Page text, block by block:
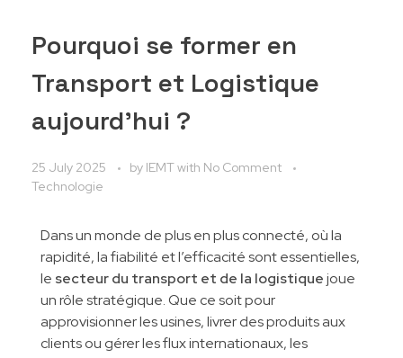
Pourquoi se former en
Transport et Logistique
aujourd’hui ?
25 July 2025 by IEMTwith No Comment
Technologie
Dans un monde de plus en plus connecté, où la
rapidité, la fiabilité et l’efficacité sont essentielles,
le secteur du transport et de la logistiquejoue
un rôle stratégique. Que ce soit pour
approvisionner les usines, livrer des produits aux
clients ou gérer les flux internationaux, les